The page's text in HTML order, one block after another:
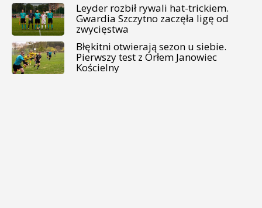
Leyder rozbił rywali hat-trickiem.
Gwardia Szczytno zaczęła ligę od
zwycięstwa
Błękitni otwierają sezon u siebie.
Pierwszy test z Orłem Janowiec
Kościelny